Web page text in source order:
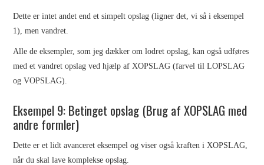
Dette er intet andet end et simpelt opslag (ligner det, vi så i eksempel
1), men vandret.
Alle de eksempler, som jeg dækker om lodret opslag, kan også udføres
med et vandret opslag ved hjælp af XOPSLAG (farvel til LOPSLAG
og VOPSLAG).
Eksempel 9: Betinget opslag (Brug af XOPSLAG med
andre formler)
Dette er et lidt avanceret eksempel og viser også kraften i XOPSLAG,
når du skal lave komplekse opslag.